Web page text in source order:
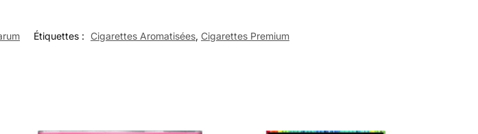
Étiquettes : Cigarettes Aromatisées, Cigarettes Premium